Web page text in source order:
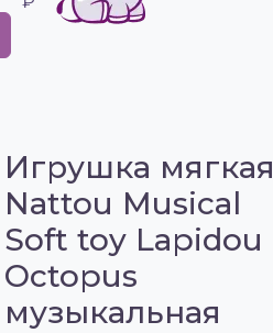
Игрушка мягкая
Nattou Musical
Soft toy Lapidou
Octopus
музыкальная